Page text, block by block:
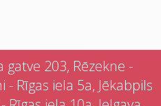
203, Rēzekne -
Rīgas iela 5a, Jēkabpils